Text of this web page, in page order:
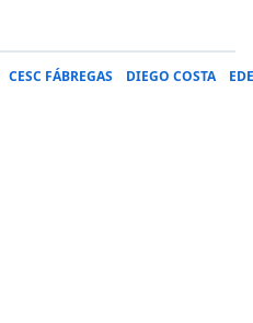
CESC FÁBREGAS DIEGO COSTA